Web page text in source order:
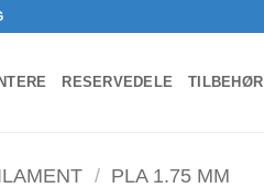
RESERVEDELE TILBEHØR
/ PLA 1.75 MM